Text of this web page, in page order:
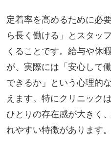
定着率を高めるために必
ら長く働ける」とスタッ
くることです。給与や休
が、実際には「安心して
できるか」という心理的
えます。特にクリニック
ひとりの存在感が大きく
れやすい特徴があります。